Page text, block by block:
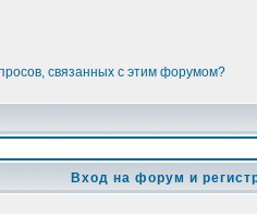
связанных с этим форумом?
Вход на форум и